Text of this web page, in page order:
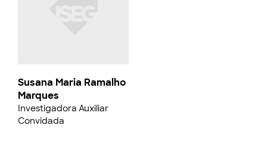
Susana Maria Ramalho
Marques
Investigadora Auxiliar
Convidada